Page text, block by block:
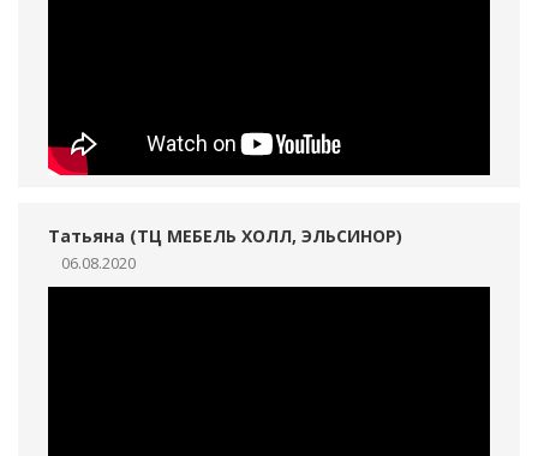
Татьяна (ТЦ МЕБЕЛЬ ХОЛЛ, ЭЛЬСИНОР)
06.08.2020